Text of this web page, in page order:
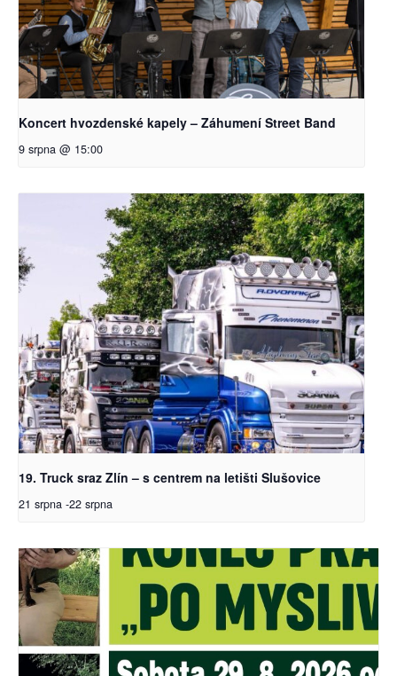
Koncert hvozdenské kapely – Záhumení Street Band
9 srpna @ 15:00
19. Truck sraz Zlín – s centrem na letišti Slušovice
21 srpna -22 srpna